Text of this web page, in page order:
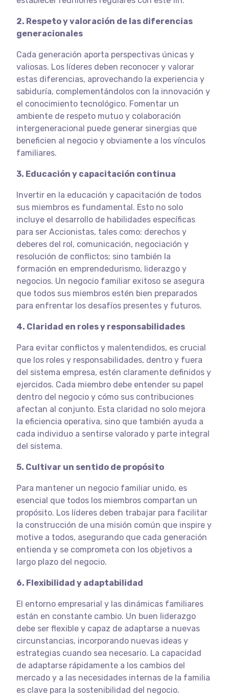
2. Respeto y valoración de las diferencias
generacionales
Cada generación aporta perspectivas únicas y
valiosas. Los líderes deben reconocer y valorar
estas diferencias, aprovechando la experiencia y
sabiduría, complementándolos con la innovación y
el conocimiento tecnológico. Fomentar un
ambiente de respeto mutuo y colaboración
intergeneracional puede generar sinergias que
beneficien al negocio y obviamente a los vínculos
familiares.
3. Ed ucación y capacitación continua
Invertir en la educación y capacitación de todos
sus miembros es fundamental. Esto no solo
incluye el desarrollo de habilidades específicas
para ser Accionistas, tales como: derechos y
deberes del rol, comunicación, negociación y
resolución de conflictos; sino también la
formación en emprendedurismo, liderazgo y
negocios. Un negocio familiar exitoso se asegura
que todos sus miembros estén bien preparados
para enfrentar los desafíos presentes y futuros.
4. Claridad en roles y responsabilidades
Para evitar conflictos y malentendidos, es crucial
que los roles y responsabilidades, dentro y fuera
del sistema empresa, estén claramente definidos y
ejercidos. Cada miembro debe entender su papel
dentro del negocio y cómo sus contribuciones
afectan al conjunto. Esta claridad no solo mejora
la eficiencia operativa, sino que también ayuda a
cada individuo a sentirse valorado y parte integral
del sistema.
5. Cultivar un sentido de propósito
Para mantener un negocio familiar unido, es
esencial que todos los miembros compartan un
propósito. Los líderes deben trabajar para facilitar
la construcción de una misión común que inspire y
motive a todos, asegurando que cada generación
entienda y se comprometa con los objetivos a
largo plazo del negocio.
6. Flexibilidad y adaptabilidad
El entorno empresarial y las dinámicas familiares
están en constante cambio. Un buen liderazgo
debe ser flexible y capaz de adaptarse a nuevas
circunstancias, incorporando nuevas ideas y
estrategias cuando sea necesario. La capacidad
de adaptarse rápidamente a los cambios del
mercado y a las necesidades internas de la familia
es clave para la sostenibilidad del negocio.